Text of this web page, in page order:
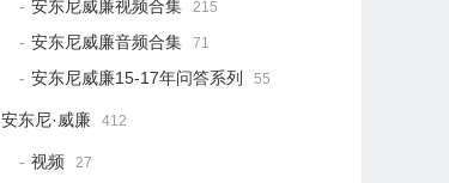
安东尼威廉视频合集 215
安东尼威廉音频合集 71
安东尼威廉15-17年问答系列 55
安东尼·威廉 412
视频 27